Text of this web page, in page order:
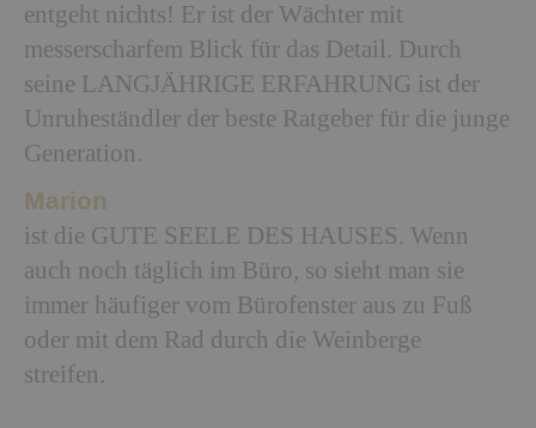
entgeht nichts! Er ist der Wächter mit
messerscharfem Blick für das Detail. Durch
seine LANGJÄHRIGE ERFAHRUNG ist der
Unruheständler der beste Ratgeber für die junge
Generation.
Marion
ist die GUTE SEELE DES HAUSES. Wenn
auch noch täglich im Büro, so sieht man sie
immer häufiger vom Bürofenster aus zu Fuß
oder mit dem Rad durch die Weinberge
streifen.